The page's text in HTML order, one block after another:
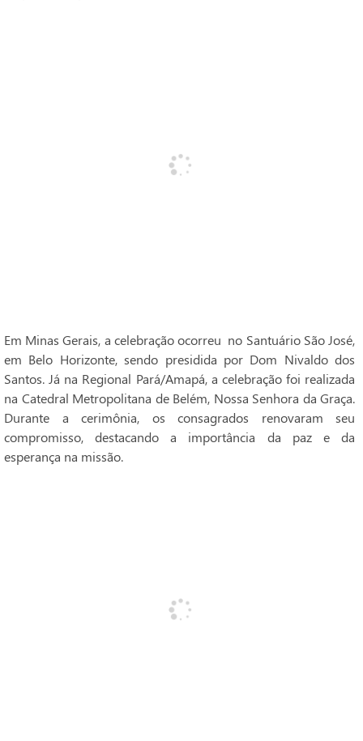
Em Minas Gerais, a celebração ocorreu no Santuário São José,
em Belo Horizonte, sendo presidida por Dom Nivaldo dos
Santos. Já na Regional Pará/Amapá, a celebração foi realizada
na Catedral Metropolitana de Belém, Nossa Senhora da Graça.
Durante a cerimônia, os consagrados renovaram seu
compromisso, destacando a importância da paz e da
esperança na missão.